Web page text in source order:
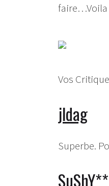
faire…Voila
Vos
jldag
Superbe.
SuShY**